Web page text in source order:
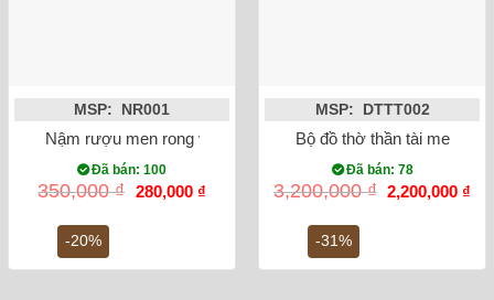
-20%
MSP: NR001
Nậm rượu men rong vẽ sen 15cm
Đã bán: 100
350,000₫ Giá
280,000 ₫Giá
-31%
MSP: DTTT002
Bộ đồ thờ thần tài men
Đã bán: 78
3,200,000₫ Giá
gốc
2,200,000 ₫